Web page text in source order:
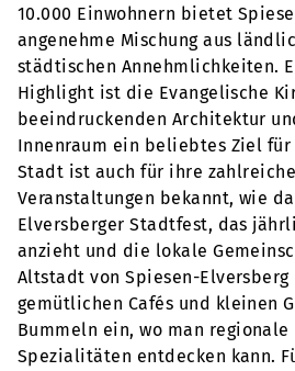
10.000 Einwohnern bietet
angenehme Mischung aus
städtischen Annehmlichkeiten.
Highlight ist die Evangelische
beeindruckenden Architektur
Innenraum ein beliebtes Ziel für
Stadt ist auch für ihre
Veranstaltungen bekannt, wie
Elversberger Stadtfest, das
anzieht und die lokale
Altstadt von Spiesen-
gemütlichen Cafés und kleinen
Bummeln ein, wo man regionale
Spezialitäten entdecken kann.